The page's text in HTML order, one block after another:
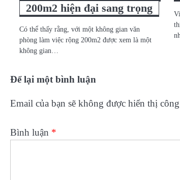
200m2 hiện đại sang trọng
Có thể thấy rằng, với một không gian văn
phòng làm việc rộng 200m2 được xem là một
không gian…
Để lại một bình luận
Email của bạn sẽ không được hiển thị
Bình luận *